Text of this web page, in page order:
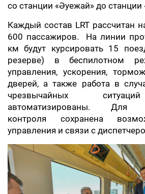
со станции «Әуежай» до станции
Каждый состав LRT рассчитан
600 пассажиров. На линии
км будут курсировать 15
резерве) в беспилотном
управления, ускорения,
дверей, а также работа в
чрезвычайных
автоматизированы. Для
контроля сохранена
управления и связи с